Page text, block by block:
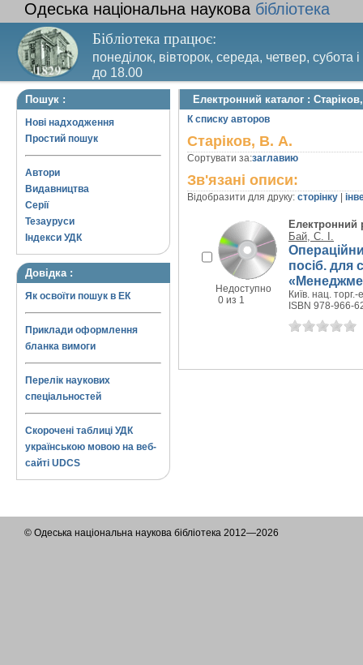
Одеська національна наукова бібліотека
Бібліотека працює:
понеділок, вівторок, середа, четвер, субота
до 18.00
Вихідний день – п’ятниця. Останній четвер
Пошук :
Нові надходження
Простий пошук
Автори
Видавництва
Серії
Тезауруси
Індекси УДК
Довідка :
Як освоїти пошук в ЕК
Приклади оформлення
бланка вимоги
Перелік наукових
спеціальностей
Скорочені таблиці УДК
українською мовою на веб-
сайті UDCS
Електронний каталог :
К списку авторов
Старіков, В. А.
Сортувати за:заглавию
Зв'язані описи:
Відобразити для друку: сторінку
Недоступно
0 из 1
Електронний
Бай, С. І.
посіб. для
Київ. нац. торг.-
ISBN 978-966-
© Одеська національна наукова бібліотека 2012—2026